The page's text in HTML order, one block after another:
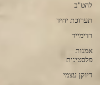
להט"ב
תערוכת יחיד
רדימייד
אמנות
פלסטינית
דיוקן עצמי